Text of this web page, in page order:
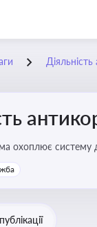
охоплює систему
елементом